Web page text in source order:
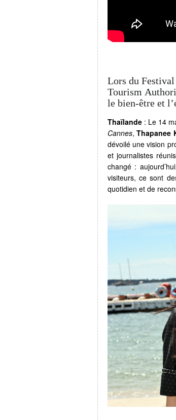
Lors du
Tourism
le bien-être et
Thaïlande : Le 14
Cannes,Thapanee
dévoilé une vision
et journalistes
changé :
visiteurs, ce sont
quotidien et de